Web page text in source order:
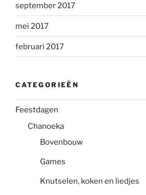
september 2017
mei 2017
februari 2017
CATEGORIEËN
Feestdagen
Chanoeka
Bovenbouw
Games
Knutselen, koken en liedjes